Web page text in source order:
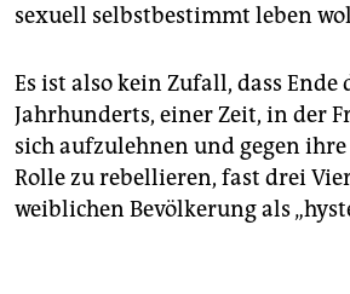
sexuell selbstbestimmt leben
Es ist also kein Zufall, dass Ende
Jahrhunderts, einer Zeit, in der
sich aufzulehnen und gegen
Rolle zu rebellieren, fast drei
weiblichen Bevölkerung als